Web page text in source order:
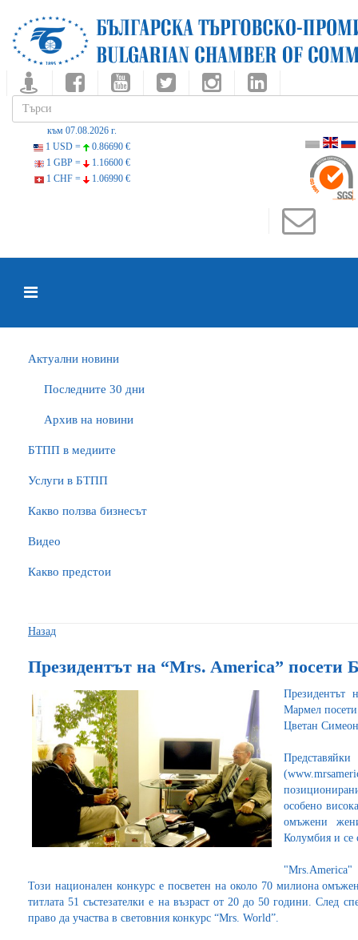
към 07.08.2026 г.
1 USD =
0.86690 €
1 GBP =
1.16600 €
1 CHF =
1.06990 €
Актуални новини
Последните 30 дни
Архив на новини
БTПП в медиите
Услуги в БТПП
Какво ползва бизнесът
Видео
Какво предстои
Назад
Президентът на “Mrs. America”
Президентът
Мармел
Цветан
особено
омъжени
Колумбия и се
Този национален конкурс е посветен на около 70 милиона
титлата 51 състезателки е на възраст от 20 до 50 години. След
право да участва в световния конкурс “Mrs. World”.